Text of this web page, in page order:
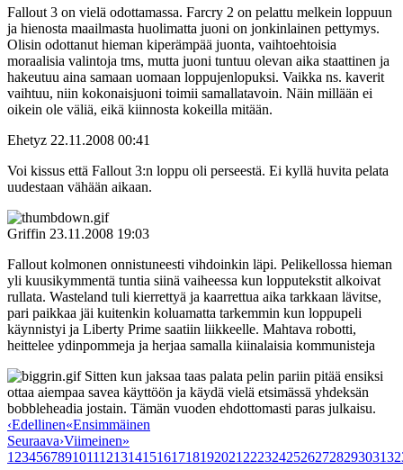
Fallout 3 on vielä odottamassa. Farcry 2 on pelattu melkein loppuun
ja hienosta maailmasta huolimatta juoni on jonkinlainen pettymys.
Olisin odottanut hieman kiperämpää juonta, vaihtoehtoisia
moraalisia valintoja tms, mutta juoni tuntuu olevan aika staattinen ja
hakeutuu aina samaan uomaan loppujenlopuksi. Vaikka ns. kaverit
vaihtuu, niin kokonaisjuoni toimii samallatavoin. Näin millään ei
oikein ole väliä, eikä kiinnosta kokeilla mitään.
Ehetyz 22.11.2008 00:41
Voi kissus että Fallout 3:n loppu oli perseestä. Ei kyllä huvita pelata
uudestaan vähään aikaan.
Griffin 23.11.2008 19:03
Fallout kolmonen onnistuneesti vihdoinkin läpi. Pelikellossa hieman
yli kuusikymmentä tuntia siinä vaiheessa kun lopputekstit alkoivat
rullata. Wasteland tuli kierrettyä ja kaarrettua aika tarkkaan lävitse,
pari paikkaa jäi kuitenkin koluamatta tarkemmin kun loppupeli
käynnistyi ja Liberty Prime saatiin liikkeelle. Mahtava robotti,
heittelee ydinpommeja ja herjaa samalla kiinalaisia kommunisteja
Sitten kun jaksaa taas palata pelin pariin pitää ensiksi
ottaa aiempaa savea käyttöön ja käydä vielä etsimässä yhdeksän
bobbleheadia jostain. Tämän vuoden ehdottomasti paras julkaisu.
‹Edellinen«Ensimmäinen
Seuraava›Viimeinen»
1 23456789101112131415161718192021 2223242526272829303132